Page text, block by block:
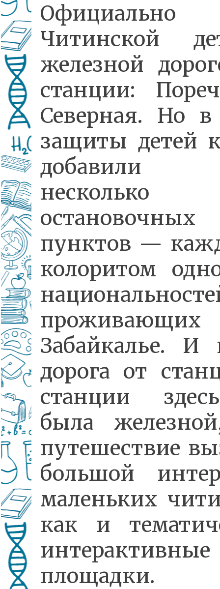
Читинской
железной
станции:
Северная. Но
защиты детей
добавили
несколько
остановочных
пунктов —
колоритом
Забайкалье. И
дорога от
станции
была
путешествие
большой
маленьких
как и
интерактивные
площадки.